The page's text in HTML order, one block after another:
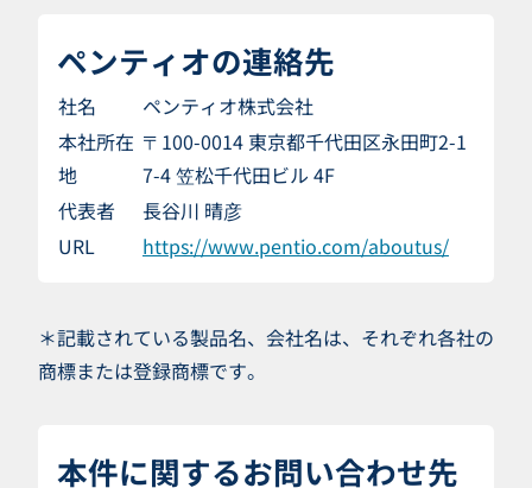
ペンティオの連絡先
社名
ペンティオ株式会社
本社所在
地
〒100-0014 東京都千代田区永田町2-1
7-4 笠松千代田ビル 4F
代表者
長谷川 晴彦
URL
https://www.pentio.com/aboutus/
＊記載されている製品名、会社名は、それぞれ各社の
商標または登録商標です。
本件に関するお問い合わせ先